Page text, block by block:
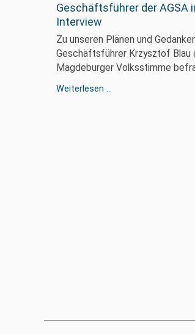
Geschäftsführer der AGSA
Interview
Zu unseren Plänen und
Geschäftsführer Krzysztof Blau
Magdeburger Volksstimme
Weiterlesen …